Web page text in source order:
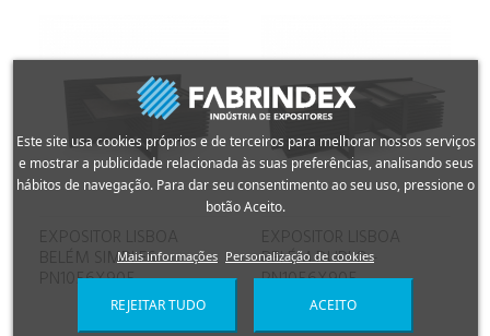
BELÉM SIMPLES -
PN1056X905
BELÉM DUPLO -
PN1056X905
Este site usa cookies próprios e de terceiros para melhorar nossos serviços
e mostrar a publicidade relacionada às suas preferências, analisando seus
hábitos de navegação. Para dar seu consentimento ao seu uso, pressione o
botão Aceito.
Mais informações Personalização de cookies
REJEITAR TUDO ACEITO